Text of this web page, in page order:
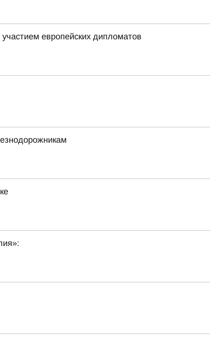
европейских дипломатов